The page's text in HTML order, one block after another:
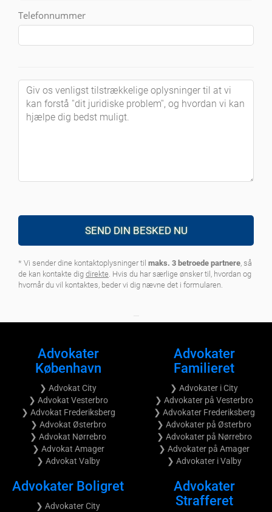
Telefonnummer
SEND DIN BESKED NU
* Vi sender dine kontaktoplysninger til maks. 3 betroede partnere, så
de kan kontakte dig direkte. Hvis du har særlige ønsker til, hvordan og
hvornår du vil kontaktes, beder vi dig nævne det i formularen.
•••••••••
Advokater
København
❯ Advokat City
❯ Advokat Vesterbro
❯ Advokat Frederiksberg
❯ Advokat Østerbro
❯ Advokat Nørrebro
❯ Advokat Amager
❯ Advokat Valby
Advokater
Familieret
❯ Advokater i City
❯ Advokater på Vesterbro
❯ Advokater Frederiksberg
❯ Advokater på Østerbro
❯ Advokater på Nørrebro
❯ Advokater på Amager
❯ Advokater i Valby
Advokater Boligret
❯ Advokater City
Advokater
Strafferet